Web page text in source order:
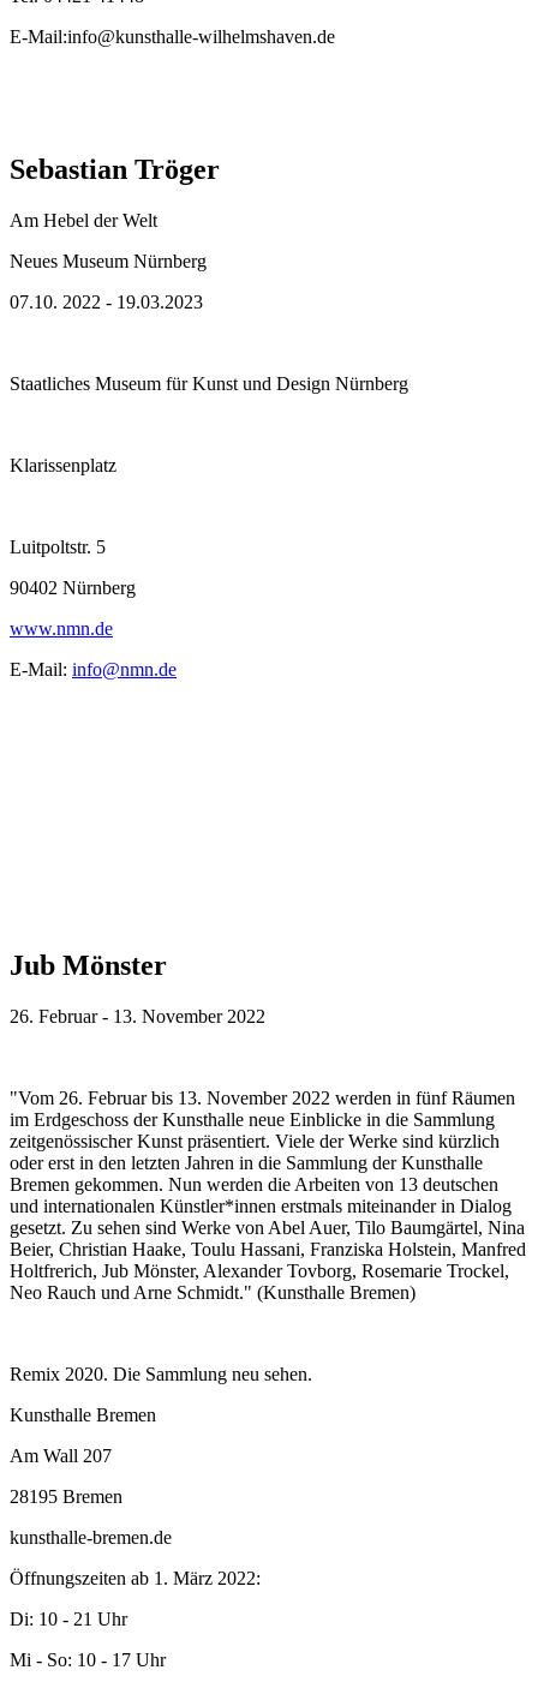
E-Mail:info@kunsthalle-wilhelmshaven.de
Sebastian Tröger
Am Hebel der Welt
Neues Museum Nürnberg
07.10. 2022 - 19.03.2023
Staatliches Museum für Kunst und Design Nürnberg
Klarissenplatz
Luitpoltstr. 5
90402 Nürnberg
www.nmn.de
E-Mail: info@nmn.de
Jub Mönster
26. Februar - 13. November 2022
"Vom 26. Februar bis 13. November 2022 werden in fünf Räumen
im Erdgeschoss der Kunsthalle neue Einblicke in die Sammlung
zeitgenössischer Kunst präsentiert. Viele der Werke sind kürzlich
oder erst in den letzten Jahren in die Sammlung der Kunsthalle
Bremen gekommen. Nun werden die Arbeiten von 13 deutschen
und internationalen Künstler*innen erstmals miteinander in Dialog
gesetzt. Zu sehen sind Werke von Abel Auer, Tilo Baumgärtel, Nina
Beier, Christian Haake, Toulu Hassani, Franziska Holstein, Manfred
Holtfrerich, Jub Mönster, Alexander Tovborg, Rosemarie Trockel,
Neo Rauch und Arne Schmidt." (Kunsthalle Bremen)
Remix 2020. Die Sammlung neu sehen.
Kunsthalle Bremen
Am Wall 207
28195 Bremen
kunsthalle-bremen.de
Öffnungszeiten ab 1. März 2022:
Di: 10 - 21 Uhr
Mi - So: 10 - 17 Uhr